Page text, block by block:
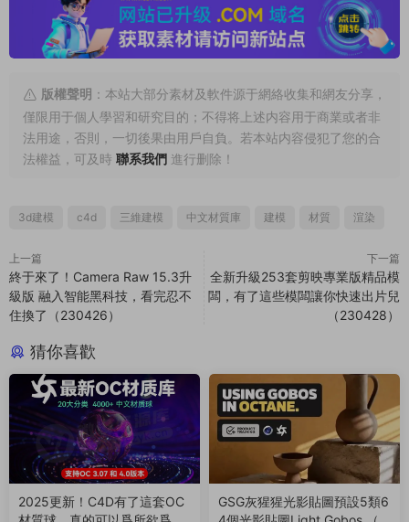
版權聲明 ：本站大部分素材及軟件源于網絡收集和網友分享，
僅限用于個人學習和研究目的；不得将上述内容用于商業或者非
法用途，否則，一切後果由用戶自負。若本站内容侵犯了您的合
法權益，可及時 聯系我們 進行删除！
3d建模 c4d 三維建模 中文材質庫 建模 材質 渲染
上一篇
終于來了！Camera Raw 15.3升
級版 融入智能黑科技，看完忍不
住換了（230426）
下一篇
全新升級253套剪映專業版精品模
闆，有了這些模闆讓你快速出片兒
（230428）
猜你喜歡
2025更新！C4D有了這套OC
GSG灰猩猩光影貼圖預設5類6